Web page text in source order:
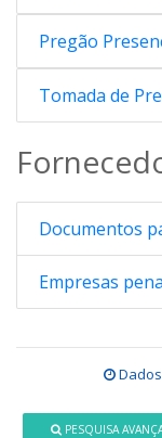
Pregão
Tomada de
Documentos
Empresas
PESQUISA